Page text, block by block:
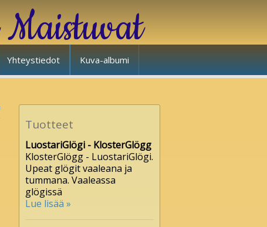
Yhteystiedot Kuva-albumi
Tuotteet
LuostariGlögi - KlosterGlögg
KlosterGlögg - LuostariGlögi.
Upeat glögit vaaleana ja
tummana. Vaaleassa
glögissä
Lue lisää »